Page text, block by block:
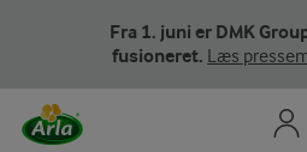
Fra 1. juni er DMK
fusioneret. Læs